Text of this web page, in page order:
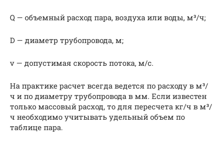
Q — объемный расход пара, воздуха или воды, м³/ч;
D — диаметр трубопровода, м;
v — допустимая скорость потока, м/с.
На практике расчет всегда ведется по расходу в м³/
ч и по диаметру трубопровода в мм. Если известен
только массовый расход, то для пересчета кг/ч в м³/
ч необходимо учитывать удельный объем по
таблице пара.